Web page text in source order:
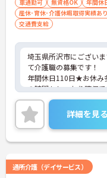
車通勤可 無資格OK 年間休
産休･育休･介護休暇取得実績あり
交通費支給
埼玉県所沢市にござい
て介護職の募集です！
年間休日110日★お休み
の時間もしっかり確保
ご興味のある方は、マ
せください。詳細を見る
通所介護（デイサービス）